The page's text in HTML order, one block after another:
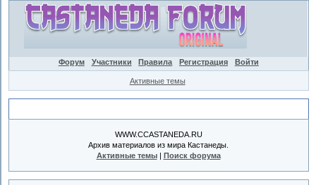
Форум Участники Правила Регистрация Войти
Активные темы
WWW.CCASTANEDA.RU
Архив материалов из мира Кастанеды.
Активные темы| Поиск форума